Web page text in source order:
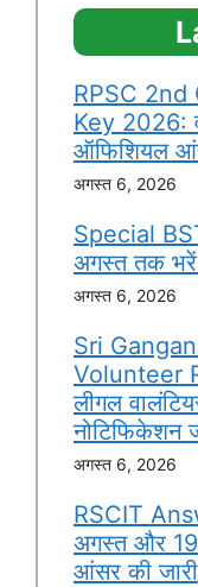
RPSC 2nd
Key 2026:
ऑफिशियल
अगस्त 6, 2026
Special
अगस्त तक भरें
अगस्त 6, 2026
Sri
Volunteer
लीगल
नोटिफिकेशन
अगस्त 6, 2026
RSCIT
अगस्त और 19
आंसर की जारी